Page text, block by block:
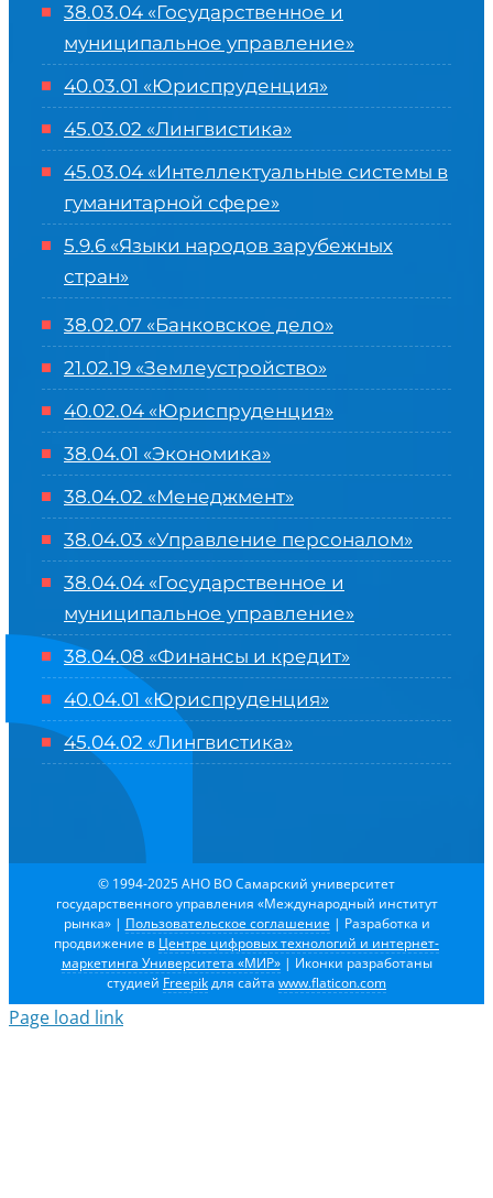
38.03.04 «Государственное и
муниципальное управление»
40.03.01 «Юриспруденция»
45.03.02 «Лингвистика»
45.03.04 «Интеллектуальные системы в
гуманитарной сфере»
5.9.6 «Языки народов зарубежных
стран»
38.02.07 «Банковское дело»
21.02.19 «Землеустройство»
40.02.04 «Юриспруденция»
38.04.01 «Экономика»
38.04.02 «Менеджмент»
38.04.03 «Управление персоналом»
38.04.04 «Государственное и
муниципальное управление»
38.04.08 «Финансы и кредит»
40.04.01 «Юриспруденция»
45.04.02 «Лингвистика»
© 1994-2025 АНО ВО Самарский университет
государственного управления «Международный институт
рынка» | Пользовательское соглашение | Разработка и
продвижение в Центре цифровых технологий и интернет-
маркетинга Университета «МИР»| Иконки разработаны
студией Freepikдля сайта www.flaticon.com
Page load link